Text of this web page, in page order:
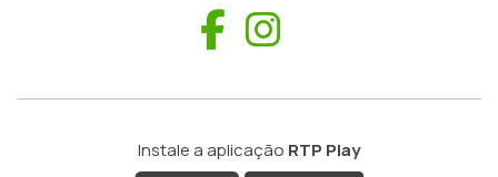
Facebook
Instale a aplicação RTP Play